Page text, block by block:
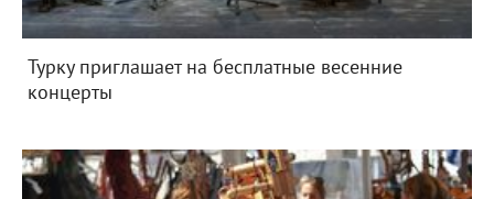
Турку приглашает на бесплатные весенние
концерты